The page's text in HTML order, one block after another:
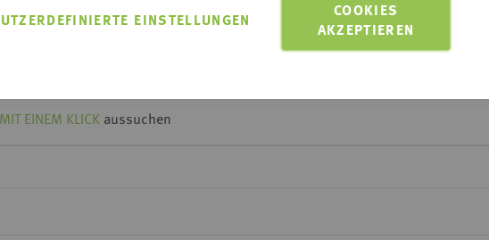
COOKIES
AKZEPTIEREN
EINSTELLUNGEN
LIEFERN AN 88250
Lieferung innerhalb Habis-Gebiet & Dtl.-
Click & Collect möglich
EINEM KLICK aussuchen